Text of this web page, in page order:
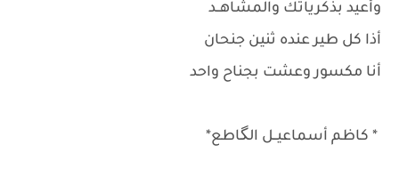
وأعيد بذكرياتك والمشاهــد
أذا كل طير عنده ثنين جنحان
أنا مكسور وعشت بجناح واحد
* كاظم أسماعيــل الگاطع*